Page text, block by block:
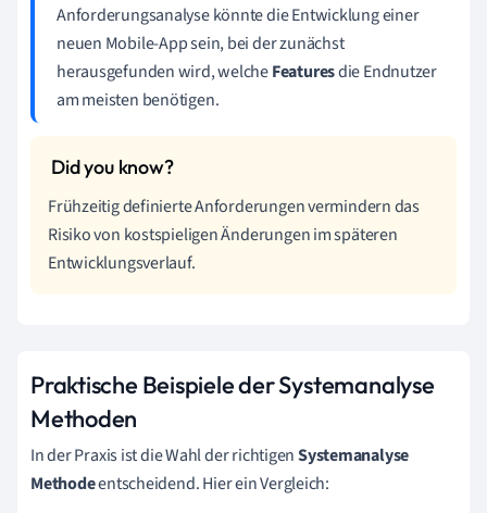
Anforderungsanalyse könnte die Entwicklung einer
neuen Mobile-App sein, bei der zunächst
herausgefunden wird, welcheFeaturesdie Endnutzer
am meisten benötigen.
Frühzeitig definierte Anforderungen vermindern das
Risiko von kostspieligen Änderungen im späteren
Entwicklungsverlauf.
Praktische Beispiele der Systemanalyse
Methoden
In der Praxis ist die Wahl der richtigenSystemanalyse
Methodeentscheidend. Hier ein Vergleich: